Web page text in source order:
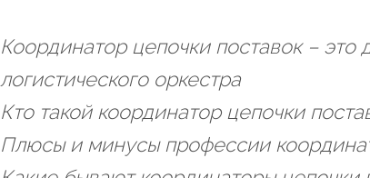
Координатор цепочки поставок – это
логистического оркестра
Кто такой координатор цепочки
Плюсы и минусы профессии